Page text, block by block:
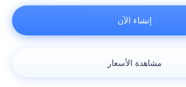
إنشاء الآن
مشاهدة الأسعار